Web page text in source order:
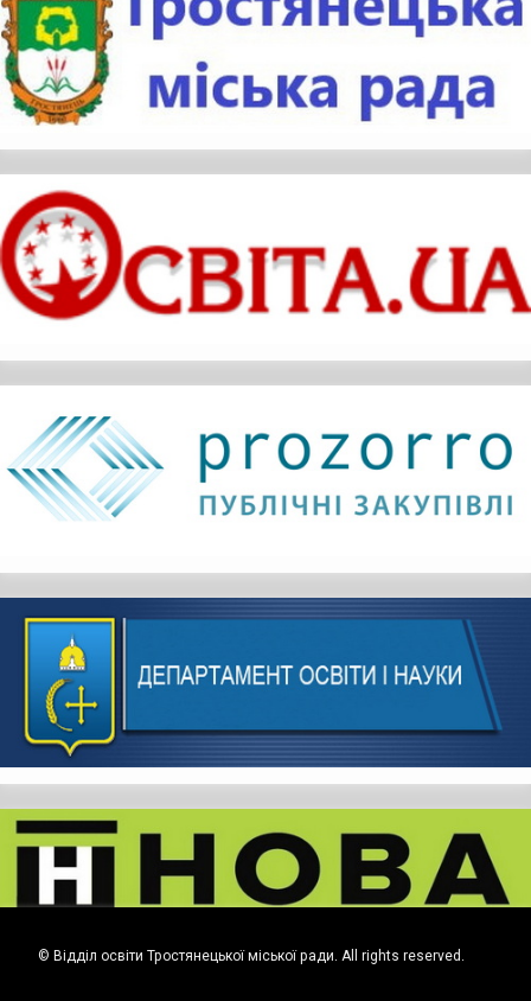
© Відділ освіти Тростянецької міської ради. All rights reserved.